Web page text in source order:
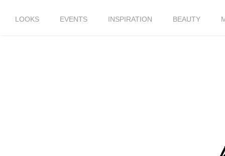
LOOKS EVENTS INSPIRATION BEAUTY